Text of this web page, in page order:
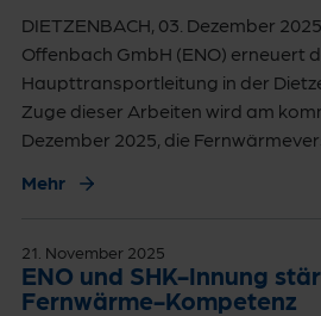
DIETZENBACH, 03. Dezember
Offenbach GmbH (ENO) erneuert
Haupttransportleitung in der
Zuge dieser Arbeiten wird am
Dezember 2025, die
Mehr
21. November 2025
ENO und SHK-Innung
Fernwärme-Kompetenz